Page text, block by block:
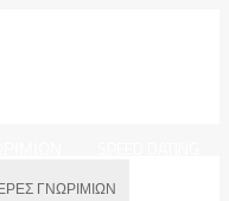
ΓΝΩΡΙΜΙΩΝ
BLOG